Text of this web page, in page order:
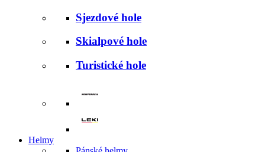
Sjezdové hole
Skialpové hole
Turistické hole
Helmy